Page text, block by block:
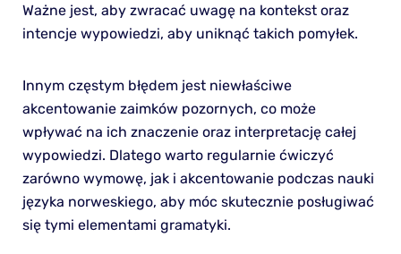
Ważne jest, aby zwracać uwagę na kontekst oraz
intencje wypowiedzi, aby uniknąć takich pomyłek.
Innym częstym błędem jest niewłaściwe
akcentowanie zaimków pozornych, co może
wpływać na ich znaczenie oraz interpretację całej
wypowiedzi. Dlatego warto regularnie ćwiczyć
zarówno wymowę, jak i akcentowanie podczas nauki
języka norweskiego, aby móc skutecznie posługiwać
się tymi elementami gramatyki.